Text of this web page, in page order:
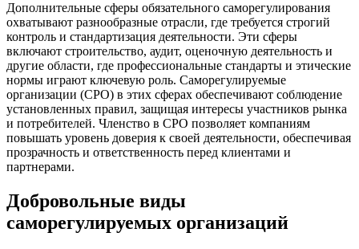
Дополнительные сферы обязательного саморегулирования
охватывают разнообразные отрасли, где требуется строгий
контроль и стандартизация деятельности. Эти сферы
включают строительство, аудит, оценочную деятельность и
другие области, где профессиональные стандарты и этические
нормы играют ключевую роль. Саморегулируемые
организации (СРО) в этих сферах обеспечивают соблюдение
установленных правил, защищая интересы участников рынка
и потребителей. Членство в СРО позволяет компаниям
повышать уровень доверия к своей деятельности, обеспечивая
прозрачность и ответственность перед клиентами и
партнерами.
Добровольные виды
саморегулируемых организаций